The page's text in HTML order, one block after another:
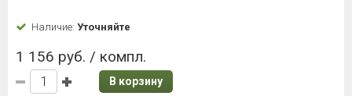
Наличие: Уточняйте
1 156 руб. / компл.
В корзину